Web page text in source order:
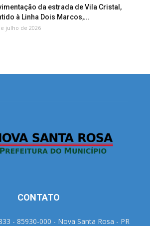
da estrada de Vila Cristal,
à Linha Dois Marcos,...
julho de 2026
CONTATO
- 85930-000 - Nova Santa Rosa - PR